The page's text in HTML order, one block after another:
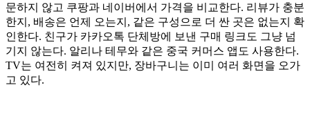
문하지 않고 쿠팡과 네이버에서 가격을 비교한다. 리뷰가 충분
한지, 배송은 언제 오는지, 같은 구성으로 더 싼 곳은 없는지 확
인한다. 친구가 카카오톡 단체방에 보낸 구매 링크도 그냥 넘
기지 않는다. 알리나 테무와 같은 중국 커머스 앱도 사용한다.
TV는 여전히 켜져 있지만, 장바구니는 이미 여러 화면을 오가
고 있다.